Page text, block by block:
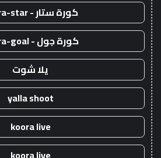
كورة ستار - koora-star
كورة جول - koora-goal
يلا شوت
yalla shoot
koora live